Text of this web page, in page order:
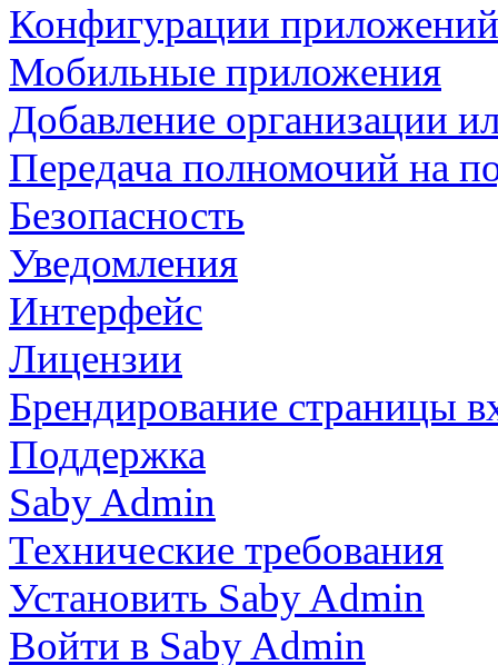
Конфигурации приложений
Мобильные приложения
Добавление организации
Передача полномочий на
Безопасность
Уведомления
Интерфейс
Лицензии
Брендирование страницы
Поддержка
Saby Admin
Технические требования
Установить Saby Admin
Войти в Saby Admin